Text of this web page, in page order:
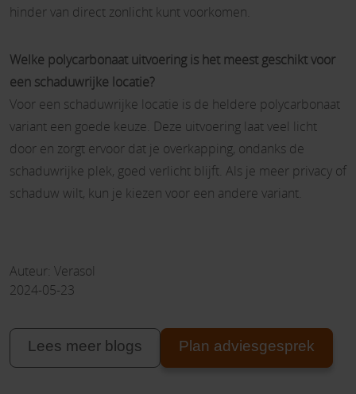
hinder van direct zonlicht kunt voorkomen.
Welke polycarbonaat uitvoering is het meest geschikt voor
een schaduwrijke locatie?
Voor een schaduwrijke locatie is de heldere polycarbonaat
variant een goede keuze. Deze uitvoering laat veel licht
door en zorgt ervoor dat je overkapping, ondanks de
schaduwrijke plek, goed verlicht blijft. Als je meer privacy of
schaduw wilt, kun je kiezen voor een andere variant.
Auteur: Verasol
2024-05-23
Lees meer blogs Plan adviesgesprek